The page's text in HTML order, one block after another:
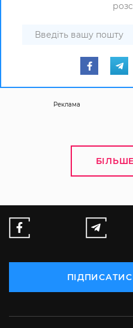
Реклама